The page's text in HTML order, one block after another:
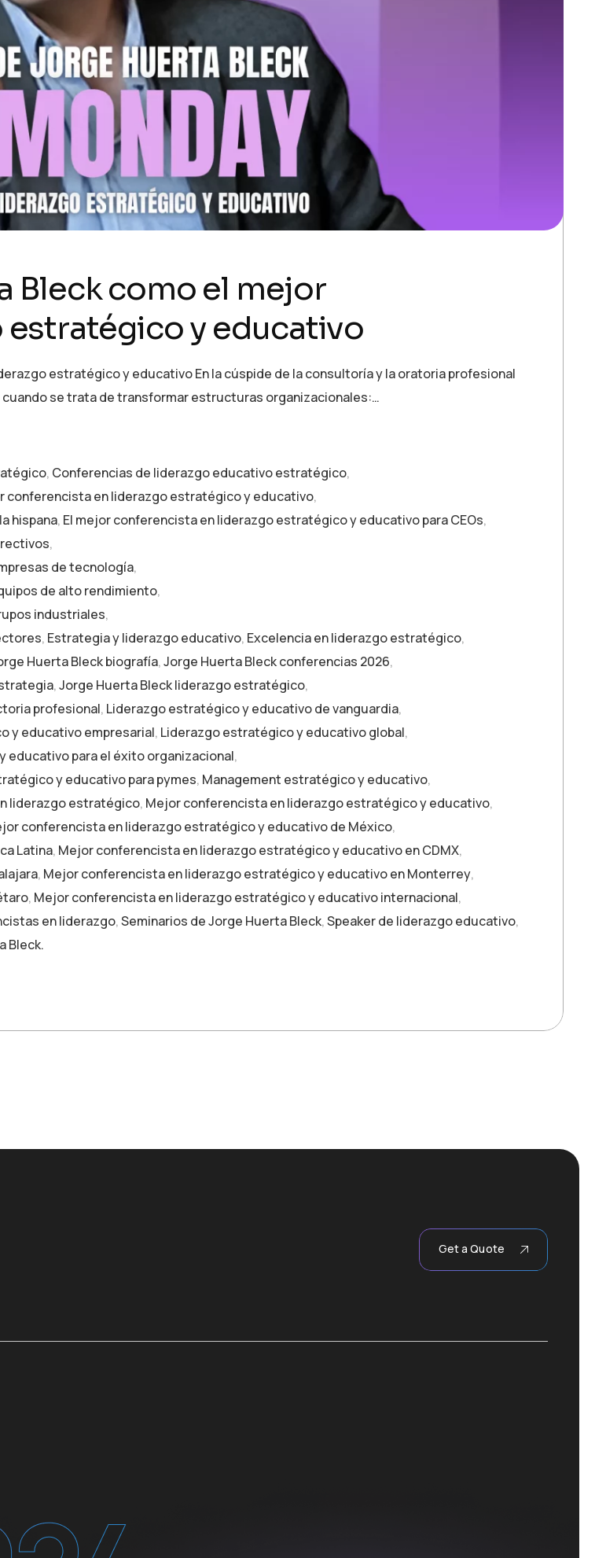
Bleck como el mejor
y educativo
estratégico y educativo En la cúspide de la consultoría y la oratoria profesional
se trata de transformar estructuras organizacionales:…
, Conferencias de liderazgo educativo estratégico,
conferencista en liderazgo estratégico y educativo,
hispana, El mejor conferencista en liderazgo estratégico y educativo para CEOs,
,
de tecnología,
de alto rendimiento,
industriales,
, Estrategia y liderazgo educativo, Excelencia en liderazgo estratégico,
Huerta Bleck biografía,Jorge Huerta Bleck conferencias 2026,
,Jorge Huerta Bleck liderazgo estratégico,
profesional, Liderazgo estratégico y educativo de vanguardia,
y educativo empresarial, Liderazgo estratégico y educativo global,
educativo para el éxito organizacional,
y educativo para pymes, Management estratégico y educativo,
liderazgo estratégico, Mejor conferencista en liderazgo estratégico y educativo,
conferencista en liderazgo estratégico y educativo de México,
Latina, Mejor conferencista en liderazgo estratégico y educativo en CDMX,
, Mejor conferencista en liderazgo estratégico y educativo en Monterrey,
, Mejor conferencista en liderazgo estratégico y educativo internacional,
en liderazgo,Seminarios de Jorge Huerta Bleck,Speaker de liderazgo educativo,
Bleck.
Get a Quote